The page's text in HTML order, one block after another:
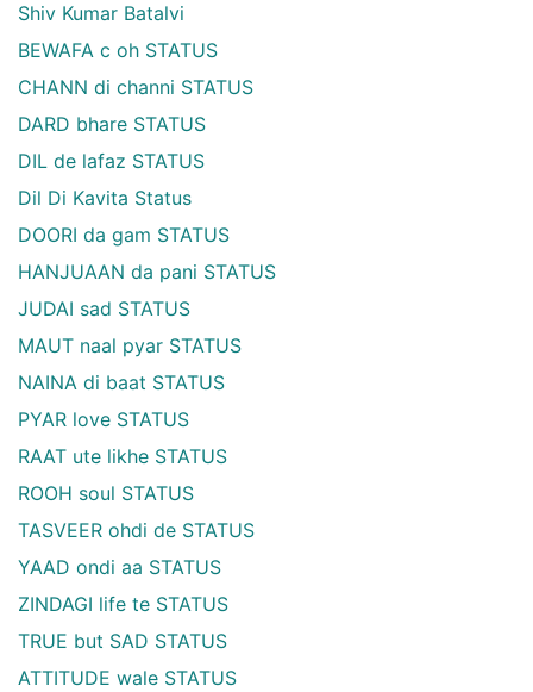
Shiv Kumar Batalvi
BEWAFA c oh STATUS
CHANN di channi STATUS
DARD bhare STATUS
DIL de lafaz STATUS
Dil Di Kavita Status
DOORI da gam STATUS
HANJUAAN da pani STATUS
JUDAI sad STATUS
MAUT naal pyar STATUS
NAINA di baat STATUS
PYAR love STATUS
RAAT ute likhe STATUS
ROOH soul STATUS
TASVEER ohdi de STATUS
YAAD ondi aa STATUS
ZINDAGI life te STATUS
TRUE but SAD STATUS
ATTITUDE wale STATUS